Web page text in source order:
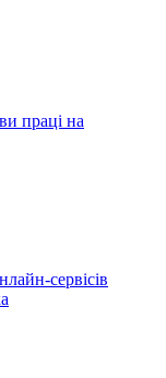
праці на
сервісів